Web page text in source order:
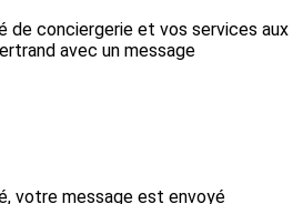
conciergerie et vos services aux
avec un message
votre message est envoyé